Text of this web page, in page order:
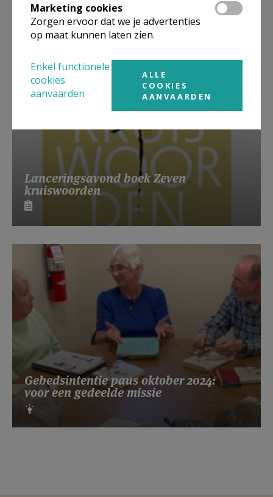
Lanceringsavond boek Zeven
kruiswoorden
Gebedsintentie paus oktober 2024:
voor een gedeelde missie
Marketing cookies
Zorgen ervoor dat we je advertenties
op maat kunnen laten zien.
Enkel functionele
cookies
aanvaarden
ALLE
COOKIES
AANVAARDEN